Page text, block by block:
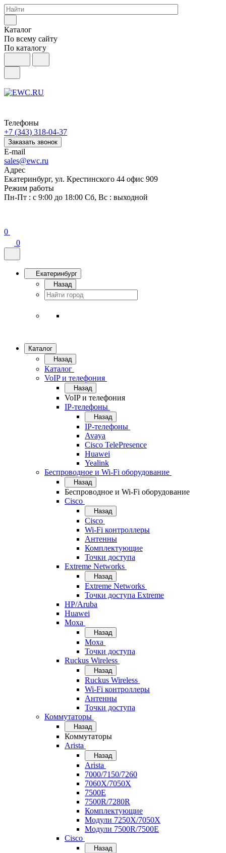
Каталог
По всему сайту
По каталогу
Телефоны
+7 (343) 318-04-37
Заказать звонок
E-mail
sales@ewc.ru
Адрес
Екатеринбург, ул. Крестинского 44 офис 909
Режим работы
Пн-Пт : с 9:00 до 18:00 Сб, Вс : выходной
0
0
Екатеринбург
Назад
Каталог
Назад
Каталог
VoIP и телефония
Назад
VoIP и телефония
IP-телефоны
Назад
IP-телефоны
Avaya
Cisco TelePresence
Huawei
Yealink
Беспроводное и Wi-Fi оборудование
Назад
Беспроводное и Wi-Fi оборудование
Cisco
Назад
Cisco
Wi-Fi контроллеры
Антенны
Комплектующие
Точки доступа
Extreme Networks
Назад
Extreme Networks
Точки доступа Extreme
HP/Aruba
Huawei
Moxa
Назад
Moxa
Точки доступа
Ruckus Wireless
Назад
Ruckus Wireless
Wi-Fi контроллеры
Антенны
Точки доступа
Коммутаторы
Назад
Коммутаторы
Arista
Назад
Arista
7000/7150/7260
7060X/7050X
7500E
7500R/7280R
Комплектующие
Модули 7250X/7050X
Модули 7500R/7500E
Cisco
Назад